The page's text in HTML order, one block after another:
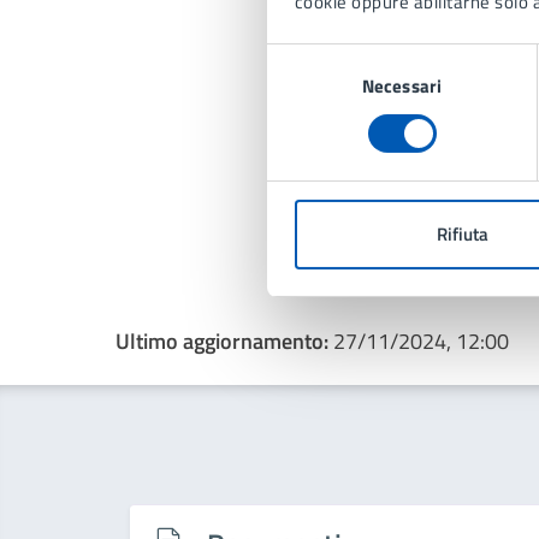
Necessari
Rifiuta
Ultimo aggiornamento:27/11/2024, 12:00